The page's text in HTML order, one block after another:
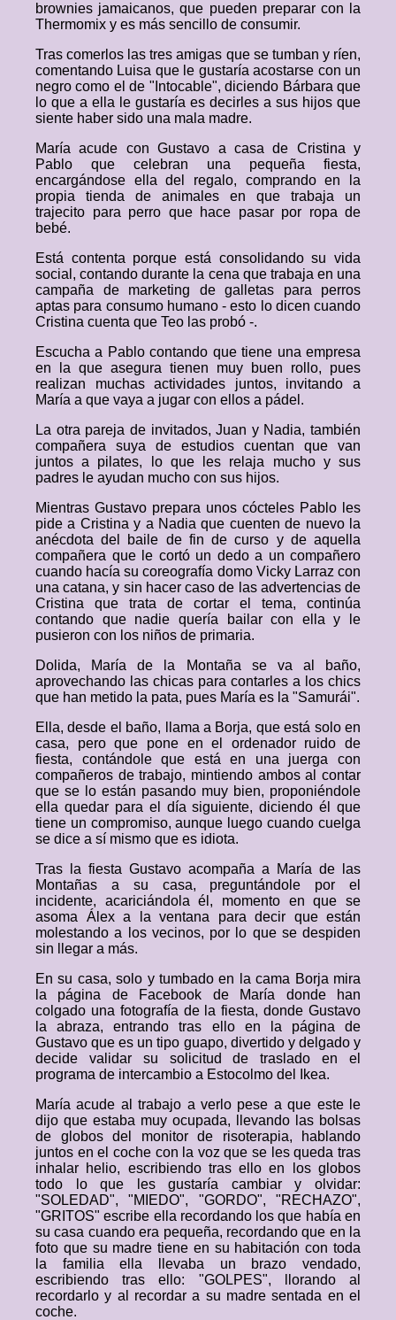
brownies jamaicanos, que pueden preparar con la
Thermomix y es más sencillo de consumir.
Tras comerlos las tres amigas que se tumban y ríen,
comentando Luisa que le gustaría acostarse con un
negro como el de "Intocable", diciendo Bárbara que
lo que a ella le gustaría es decirles a sus hijos que
siente haber sido una mala madre.
María acude con Gustavo a casa de Cristina y
Pablo que celebran una pequeña fiesta,
encargándose ella del regalo, comprando en la
propia tienda de animales en que trabaja un
trajecito para perro que hace pasar por ropa de
bebé.
Está contenta porque está consolidando su vida
social, contando durante la cena que trabaja en una
campaña de marketing de galletas para perros
aptas para consumo humano - esto lo dicen cuando
Cristina cuenta que Teo las probó -.
Escucha a Pablo contando que tiene una empresa
en la que asegura tienen muy buen rollo, pues
realizan muchas actividades juntos, invitando a
María a que vaya a jugar con ellos a pádel.
La otra pareja de invitados, Juan y Nadia, también
compañera suya de estudios cuentan que van
juntos a pilates, lo que les relaja mucho y sus
padres le ayudan mucho con sus hijos.
Mientras Gustavo prepara unos cócteles Pablo les
pide a Cristina y a Nadia que cuenten de nuevo la
anécdota del baile de fin de curso y de aquella
compañera que le cortó un dedo a un compañero
cuando hacía su coreografía domo Vicky Larraz con
una catana, y sin hacer caso de las advertencias de
Cristina que trata de cortar el tema, continúa
contando que nadie quería bailar con ella y le
pusieron con los niños de primaria.
Dolida, María de la Montaña se va al baño,
aprovechando las chicas para contarles a los chics
que han metido la pata, pues María es la "Samurái".
Ella, desde el baño, llama a Borja, que está solo en
casa, pero que pone en el ordenador ruido de
fiesta, contándole que está en una juerga con
compañeros de trabajo, mintiendo ambos al contar
que se lo están pasando muy bien, proponiéndole
ella quedar para el día siguiente, diciendo él que
tiene un compromiso, aunque luego cuando cuelga
se dice a sí mismo que es idiota.
Tras la fiesta Gustavo acompaña a María de las
Montañas a su casa, preguntándole por el
incidente, acariciándola él, momento en que se
asoma Álex a la ventana para decir que están
molestando a los vecinos, por lo que se despiden
sin llegar a más.
En su casa, solo y tumbado en la cama Borja mira
la página de Facebook de María donde han
colgado una fotografía de la fiesta, donde Gustavo
la abraza, entrando tras ello en la página de
Gustavo que es un tipo guapo, divertido y delgado y
decide validar su solicitud de traslado en el
programa de intercambio a Estocolmo del Ikea.
María acude al trabajo a verlo pese a que este le
dijo que estaba muy ocupada, llevando las bolsas
de globos del monitor de risoterapia, hablando
juntos en el coche con la voz que se les queda tras
inhalar helio, escribiendo tras ello en los globos
todo lo que les gustaría cambiar y olvidar:
"SOLEDAD", "MIEDO", "GORDO", "RECHAZO",
"GRITOS" escribe ella recordando los que había en
su casa cuando era pequeña, recordando que en la
foto que su madre tiene en su habitación con toda
la familia ella llevaba un brazo vendado,
escribiendo tras ello: "GOLPES", llorando al
recordarlo y al recordar a su madre sentada en el
coche.